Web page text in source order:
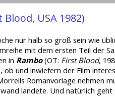
USA 1982)
nur halb so groß sein wie
mit dem ersten Teil der
in Rambo(OT: First Blood,
und inwiefern der Film
Romanvorlage nehmen
landete. Und natürlich